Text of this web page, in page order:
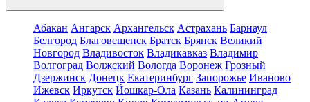
Абакан Ангарск Архангельск Астрахань Барнаул
Белгород Благовещенск Братск Брянск Великий
Новгород Владивосток Владикавказ Владимир
Волгоград Волжский Вологда Воронеж Грозный
Дзержинск Донецк Екатеринбург Запорожье Иваново
Ижевск Иркутск Йошкар-Ола Казань Калининград